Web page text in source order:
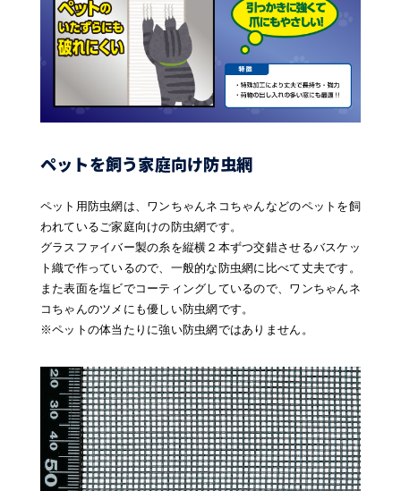
ペットを飼う家庭向け防虫網
ペット用防虫網は、ワンちゃんネコちゃんなどのペットを飼
われているご家庭向けの防虫網です。
グラスファイバー製の糸を縦横２本ずつ交錯させるバスケッ
ト織で作っているので、一般的な防虫網に比べて丈夫です。
また表面を塩ビでコーティングしているので、ワンちゃんネ
コちゃんのツメにも優しい防虫網です。
※ペットの体当たりに強い防虫網ではありません。